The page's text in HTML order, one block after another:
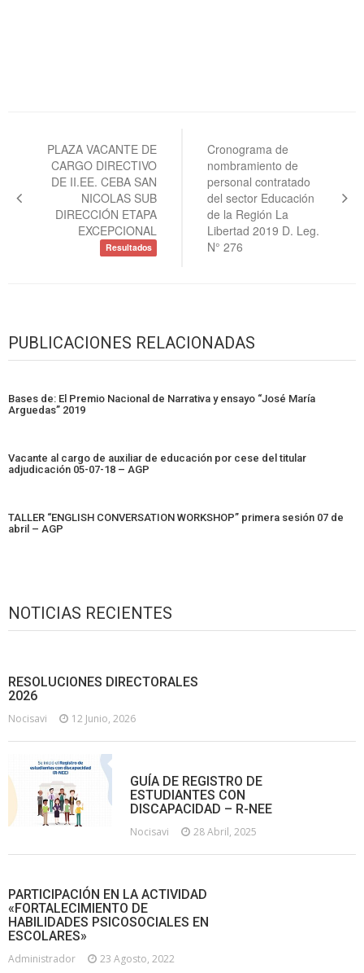
entradas
PLAZA VACANTE DE
CARGO DIRECTIVO
DE II.EE. CEBA SAN
NICOLAS SUB
DIRECCIÓN ETAPA
EXCEPCIONAL
Resultados
Cronograma de
nombramiento de
personal contratado
del sector Educación
de la Región La
Libertad 2019 D. Leg.
N° 276
PUBLICACIONES RELACIONADAS
Bases de: El Premio Nacional de Narrativa y ensayo “José María
Arguedas” 2019
Vacante al cargo de auxiliar de educación por cese del titular
adjudicación 05-07-18 – AGP
TALLER “ENGLISH CONVERSATION WORKSHOP” primera sesión 07 de
abril – AGP
NOTICIAS RECIENTES
RESOLUCIONES DIRECTORALES
2026
Nocisavi 12 Junio, 2026
GUÍA DE REGISTRO DE
ESTUDIANTES CON
DISCAPACIDAD – R-NEE
Nocisavi 28 Abril, 2025
PARTICIPACIÓN EN LA ACTIVIDAD
«FORTALECIMIENTO DE
HABILIDADES PSICOSOCIALES EN
ESCOLARES»
Administrador 23 Agosto, 2022